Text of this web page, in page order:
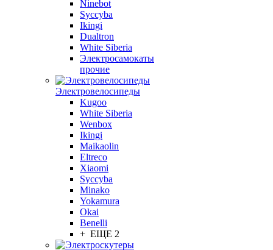
Ninebot
Syccyba
Ikingi
Dualtron
White Siberia
Электросамокаты
прочие
Электровелосипеды
Kugoo
White Siberia
Wenbox
Ikingi
Maikaolin
Eltreco
Xiaomi
Syccyba
Minako
Yokamura
Okai
Benelli
+ ЕЩЕ 2